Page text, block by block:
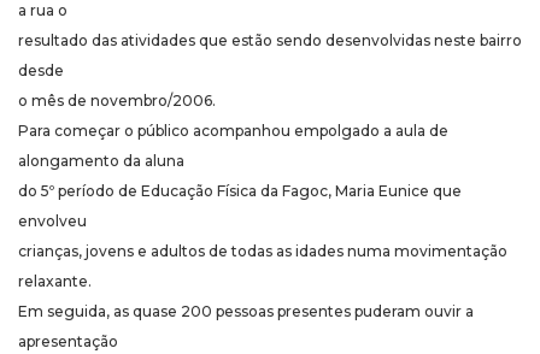
a rua o
resultado das atividades que estão sendo desenvolvidas neste bairro
desde
o mês de novembro/2006.
Para começar o público acompanhou empolgado a aula de
alongamento da aluna
do 5º período de Educação Física da Fagoc, Maria Eunice que
envolveu
crianças, jovens e adultos de todas as idades numa movimentação
relaxante.
Em seguida, as quase 200 pessoas presentes puderam ouvir a
apresentação